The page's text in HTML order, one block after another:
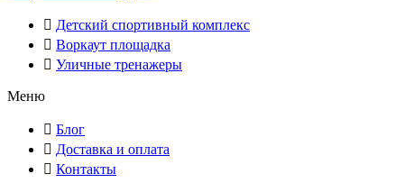
Детский спортивный комплекс
Воркаут площадка
Уличные тренажеры
Меню
Блог
Доставка и оплата
Контакты